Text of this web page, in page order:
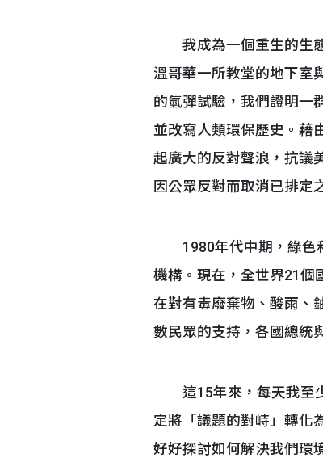
我成為一個重生的生態
溫哥華一所教堂的地下室
的氫彈試驗，我們證明一
並改寫人類環保歷史。藉
起廣大的反對聲浪，抗議
因公眾反對而取消已排定
1980年代中期，綠色和
機構。現在，全世界21個
在對有毒廢棄物、酸雨、
數民眾的支持，各國總統
這15年來，每天我至少
定將「議題的對峙」轉化
好好探討如何解決我們環